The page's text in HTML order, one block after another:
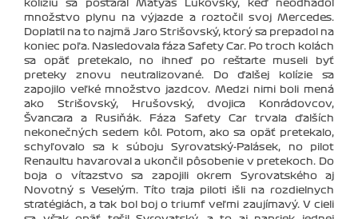
kolíziu sa postaral Matýáš Lukovský, keď neodhadol
množstvo plynu na výjazde a roztočil svoj Mercedes.
Doplatil na to najmä Jaro Strišovský, ktorý sa prepadol na
koniec poľa. Nasledovala fáza Safety Car. Po troch kolách
sa opäť pretekalo, no ihneď po reštarte museli byť
preteky znovu neutralizované. Do ďalšej kolízie sa
zapojilo veľké množstvo jazdcov. Medzi nimi boli mená
ako Strišovský, Hrušovský, dvojica Konrádovcov,
Švancara a Rusiňák. Fáza Safety Car trvala ďalších
nekonečných sedem kôl. Potom, ako sa opäť pretekalo,
schyľovalo sa k súboju Syrovatský-Palásek, no pilot
Renaultu havaroval a ukončil pôsobenie v pretekoch. Do
boja o víťazstvo sa zapojili okrem Syrovatského aj
Novotný s Veselým. Títo traja piloti išli na rozdielnych
stratégiách, a tak bol boj o triumf veľmi zaujímavý. V cieli